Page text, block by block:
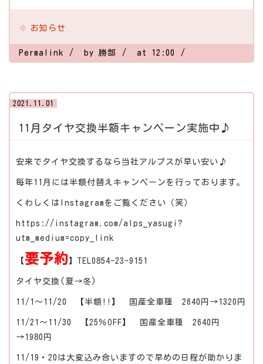
お知らせ
Permalink by 勝部 at 12:00
2021.11.01
11月タイヤ交換半額キャンペーン実施中♪
安来でタイヤ交換するなら当社アルプスが早い安い♪
毎年11月には半額付替えキャンペーンを行っております。
くわしくはInstagramをご覧ください（笑）
https://instagram.com/alps_yasugi?
utm_medium=copy_link
【 要予約】TEL0854-23-9151
タイヤ交換(夏→冬)
11/1～11/20 【半額!!】 国産全車種 2640円→1320円
11/21～11/30 【25％OFF】 国産全車種 2640円
→1980円
11/19・20は大変込み合いますので早めの日程が助かりま